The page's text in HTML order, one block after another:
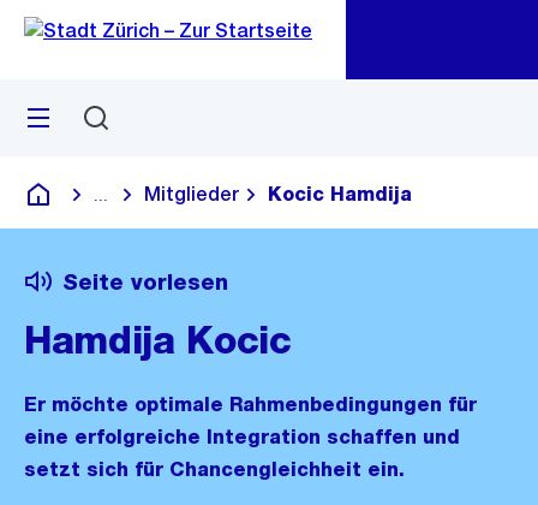
Navigation
Sprunglink
Menü
Deutsch
Blende alle Breadcrumbs ein
Mitglieder Kocic Hamdija
Seite vorlesen
Hamdija Kocic
Er möchte optimale Rahmenbedingungen für
eine erfolgreiche Integration schaffen und
setzt sich für Chancengleichheit ein.